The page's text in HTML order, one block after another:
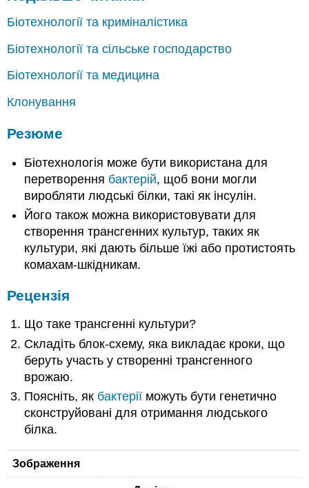
Біотехнології та криміналістика
Біотехнології та сільське господарство
Біотехнології та медицина
Клонування
Резюме
Біотехнологія може бути використана для
перетворення бактерій, щоб вони могли
виробляти людські білки, такі як інсулін.
Його також можна використовувати для
створення трансгенних культур, таких як
культури, які дають більше їжі або протистоять
комахам-шкідникам.
Рецензія
Що таке трансгенні культури?
Складіть блок-схему, яка викладає кроки, що
беруть участь у створенні трансгенного
врожаю.
Поясніть, як бактерії можуть бути генетично
сконструйовані для отримання людського
білка.
Зображення